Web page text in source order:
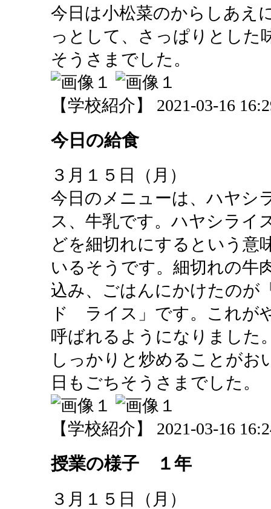
今日は小松菜のからしあえ
っとして、さっぱりとした
そうさまでした。
【学校紹介】 2021-03-16
今日の給食
３月１５日（月）
今日のメニューは、ハヤシ
ス、牛乳です。ハヤシライ
どを細切れにするという意
いるそうです。細切れの牛
込み、ごはんにかけたの
ド ライス」です。これが
呼ばれるようになりました
しっかりと炒めることがお
日もごちそうさまでした。
【学校紹介】 2021-03-16
授業の様子 １年
３月１５日（月）